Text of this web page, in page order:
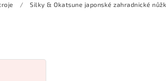
/ Silky & Okatsune japonské zahradnické